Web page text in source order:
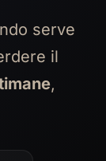
serve
il
,